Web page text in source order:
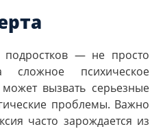
подростков — не просто
психическое
вызвать серьезные
проблемы. Важно
часто зарождается из